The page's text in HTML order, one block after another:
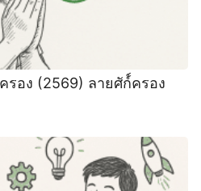
อง (2569) ลายศัก์์ครอง